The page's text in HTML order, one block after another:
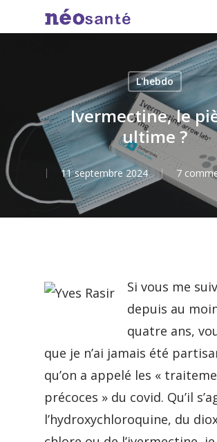
to
L'hebdo
Ivermectine, le
ultime ?
11 septembre 2024 7
Si vous me
depuis au
quatre ans,
que je n’ai jamais été
qu’on a appelé les «
précoces » du covid. Qu’il
l’hydroxychloroquine, du